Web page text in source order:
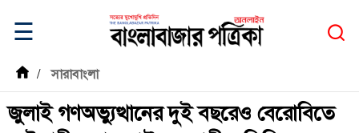
☰
/ সারাবাংলা
জুলাই গণঅভ্যুত্থানের দুই বছরেও বেরোবিতে